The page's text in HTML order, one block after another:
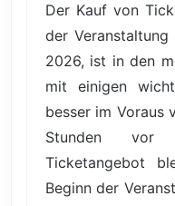
Der Kauf von
der
2026, ist in den
mit einigen
besser im Voraus
Stunden vor
Ticketangebot
Beginn der